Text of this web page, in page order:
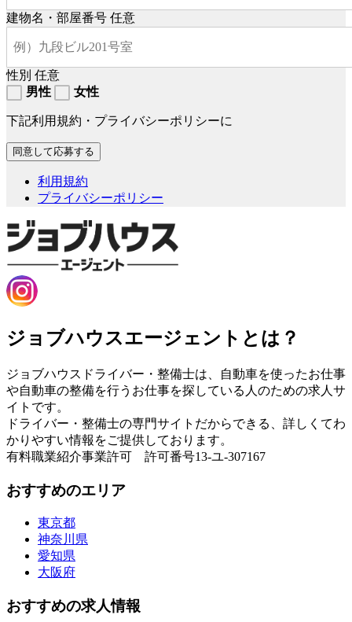
建物名・部屋番号 任意
性別 任意
男性
女性
下記利用規約・プライバシーポリシーに
利用規約
プライバシーポリシー
ジョブハウスエージェントとは？
ジョブハウスドライバー・整備士は、自動車を使ったお仕事
や自動車の整備を行うお仕事を探している人のための求人サ
イトです。
ドライバー・整備士の専門サイトだからできる、詳しくてわ
かりやすい情報をご提供しております。
有料職業紹介事業許可 許可番号13-ユ-307167
おすすめのエリア
東京都
神奈川県
愛知県
大阪府
おすすめの求人情報